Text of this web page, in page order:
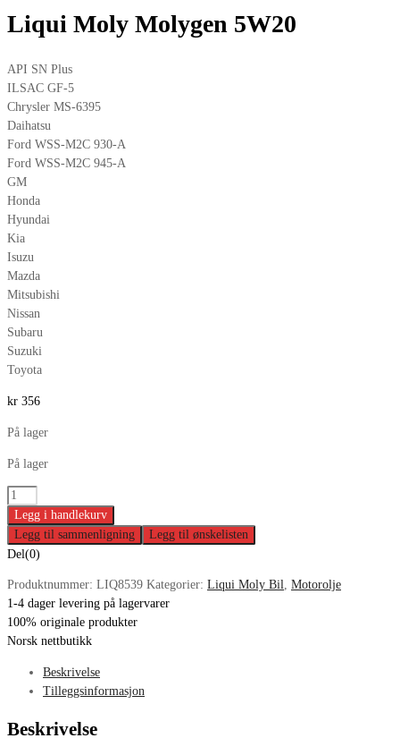
Liqui Moly Molygen 5W20
API SN Plus
ILSAC GF-5
Chrysler MS-6395
Daihatsu
Ford WSS-M2C 930-A
Ford WSS-M2C 945-A
GM
Honda
Hyundai
Kia
Isuzu
Mazda
Mitsubishi
Nissan
Subaru
Suzuki
Toyota
kr 356
På lager
På lager
Legg i handlekurv
Legg til sammenligning
Legg til ønskelisten
Del(0)
Produktnummer: LIQ8539 Kategorier: Liqui Moly Bil Motorolje
1-4 dager levering på lagervarer
100% originale produkter
Norsk nettbutikk
Beskrivelse
Tilleggsinformasjon
Beskrivelse